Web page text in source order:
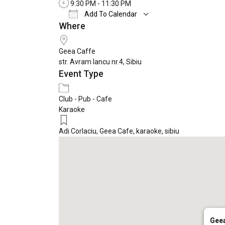
9:30 PM - 11:30 PM
Add To Calendar
Download ICS
Where
Geea Caffe
str. Avram Iancu nr.4, Sibiu
Event Type
Club - Pub - Cafe
Karaoke
Adi Corlaciu, Geea Cafe, karaoke, sibiu